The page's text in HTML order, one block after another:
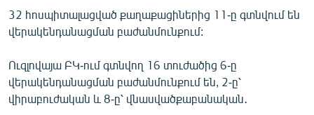
32 հոսպիտալացված քաղաքացիներից 11-ը գտնվում են
վերակենդանացման բաժանմունքում:
Ուզլովայա ԲԿ-ում գտնվող 16 տուժածից 6-ը
վերակենդանացման բաժանմունքում են, 2-ը՝
վիրաբուժական և 8-ը՝ վնասվածքաբանական․